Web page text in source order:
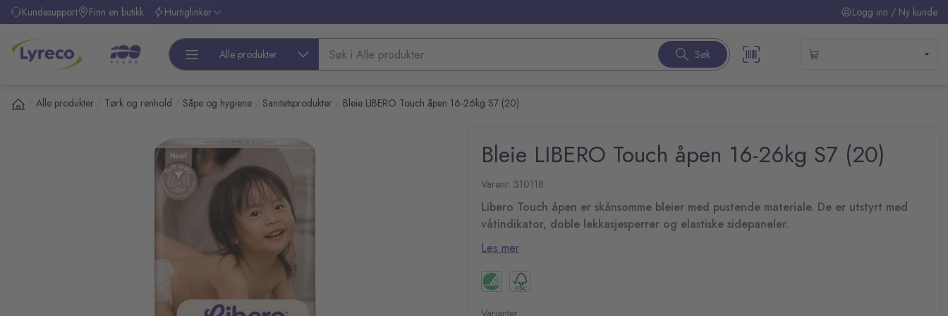
hovedinnhold
Kundesupport Finn en butikk Hurtiglinker Logg inn / Ny kunde
Alle produkter Søk etter produkter Søk
Alle produkter Tørk og renhold Såpe og hygiene Sanitetsprodukter Bleie LIBERO Touch åpen 16-26kg S7 (20)
Bleie LIBERO Touch åpen 16-26kg S7 (20)
Varenr: 310118
Libero Touch åpen er skånsomme bleier med pustende materiale. De er utstyrt med
våtindikator, doble lekkasjesperrer og elastiske sidepaneler.
Libero Touch serien er skånsomme bleier med materiale som puster. Den supersikre bleien
har doble lekkasjebarrierer og gir pålitelig beskyttelse. Med superabsorberende kjerne og
våtindikator holder bleien barnet tørt og gir beskjed ved tid for skift. De elastiske
sidepanelene gjør det enkelt å tilpasse passformen mot hvert enkelt barn.
Libro Touch åpen bleie
Absorberende kjerne
Våtindikator
Les mer
Varianter